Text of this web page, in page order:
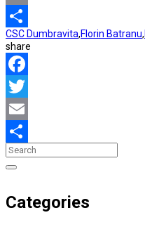
Email
Partajează
CSC Dumbravita,Florin Batranu,
share
Facebook
Twitter
Email
Partajează
Categories